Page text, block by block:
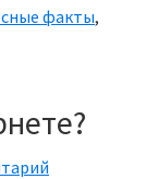
факты,